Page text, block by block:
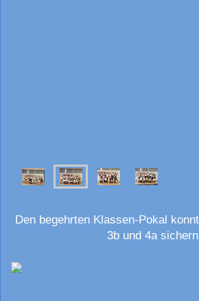
Den begehrten Klassen-Pokal
3b und 4a